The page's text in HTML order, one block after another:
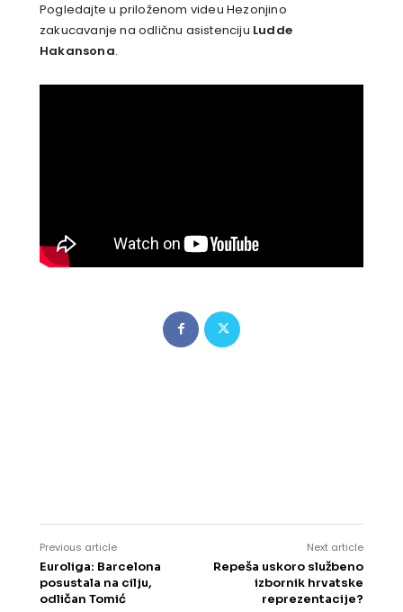
Pogledajte u priloženom videu Hezonjino
zakucavanje na odličnu asistenciju Ludde
Hakansona.
Previous article
Euroliga: Barcelona
posustala na cilju,
odličan Tomić
Next article
Repeša uskoro službeno
izbornik hrvatske
reprezentacije?